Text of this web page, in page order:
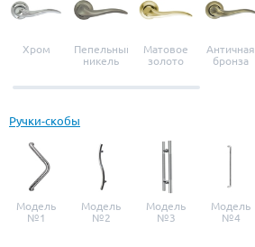
Хром
Пепельный
никель
Матовое
золото
Античная
бронза
Ручки-скобы
Модель
№1
Модель
№2
Модель
№3
Модель
№4